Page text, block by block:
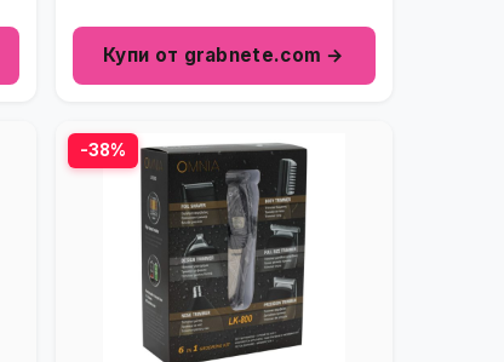
Купи от grabnete.com →
-38%